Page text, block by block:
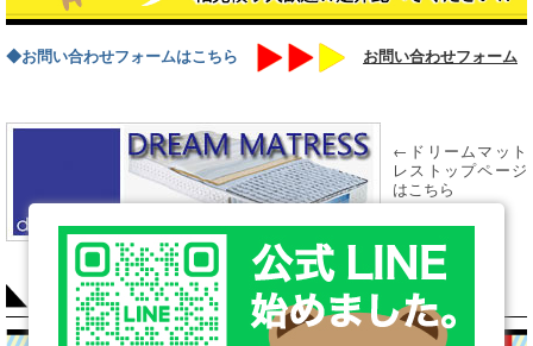
◆お問い合わせフォームはこちら お問い合わせフォーム
←ドリームマット
レストップページ
はこちら
COLUMN